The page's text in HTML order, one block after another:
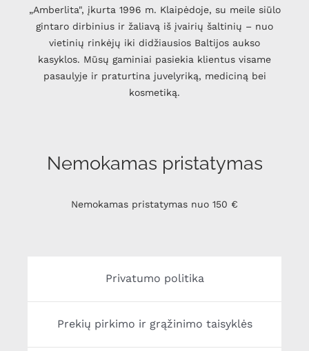
„Amberlita", įkurta 1996 m. Klaipėdoje, su meile siūlo
gintaro dirbinius ir žaliavą iš įvairių šaltinių – nuo
vietinių rinkėjų iki didžiausios Baltijos aukso
kasyklos. Mūsų gaminiai pasiekia klientus visame
pasaulyje ir praturtina juvelyriką, mediciną bei
kosmetiką.
Nemokamas pristatymas
Nemokamas pristatymas nuo 150 €
Privatumo politika
Prekių pirkimo ir grąžinimo taisyklės